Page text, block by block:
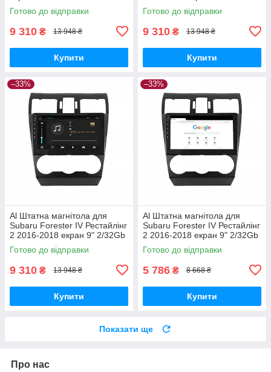
GPS Top Android
Готово до відправки
9 310 ₴ 13 948 ₴
Купити
4G Wi-Fi GPS Top Android
Готово до відправки
9 310 ₴ 13 948 ₴
Купити
–33%
Al Штатна магнітола для
Subaru Forester IV Рестайлінг
2 2016-2018 екран 9" 2/32Gb
4G Wi-Fi GPS Top Android
Готово до відправки
9 310 ₴ 13 948 ₴
Купити
–33%
Al Штатна магнітола для
Subaru Forester IV Рестайлінг
2 2016-2018 екран 9" 2/32Gb
Wi-Fi GPS Base Android
Готово до відправки
5 786 ₴ 8 668 ₴
Купити
Показати ще
Про нас